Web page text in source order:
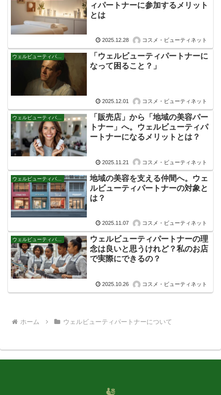
ィパートナーに参加するメリット
とは
2025.12.28 コスメ・ビューティネット
ウェルビューティパートナーについて
「ウェルビューティパートナーに
なって困ること？」
2025.12.01 コスメ・ビューティネット
「販売店」から「地域の美容パー
トナー」へ。ウェルビューティパ
ートナーになるメリットとは？
2025.11.21 コスメ・ビューティネット
地域の美容を支える仲間へ。ウェ
ルビューティパートナーの対象と
は？
2025.11.07 コスメ・ビューティネット
ウェルビューティパートナーについて
ウェルビューティパートナーの理
念は良いと思うけれど？私のお店
で実際にできるの？
2025.10.26 コスメ・ビューティネット
ホーム ウェルビューティパートナーについて